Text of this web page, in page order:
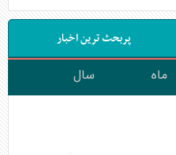
پربحث ترین اخبار
ماه سال